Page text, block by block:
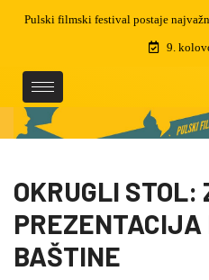
Preminuo je Martin Semenčić,
čak 5
9.
OKRUGLI STOL:
BAŠTINE